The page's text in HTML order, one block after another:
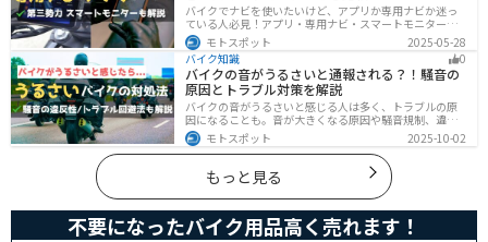
バイクでナビを使いたいけど、アプリか専用ナビか迷っ
ている人必見！アプリ・専用ナビ・スマートモニターの
メリット、デメリット、どんな人にオススメなのかを解
説します。自分に合ったナビを見つけて快適なツーリン
グライフを送りましょう！
モトスポット
2025-05-28
バイク知識
0
バイクの音がうるさいと通報される？！騒音の
原因とトラブル対策を解説
バイクの音がうるさいと感じる人は多く、トラブルの原
因になることも。音が大きくなる原因や騒音規制、違反
になるケースを解説し、ライダーができるマナーや配慮
の方法、さらには他人のバイクが迷惑なときの正しい対
処法まで紹介します。バイク好きも、周囲の騒音に悩む
人も必見の内容です。
モトスポット 2025-10-02
もっと見る
不要になったバイク用品高く売れます！